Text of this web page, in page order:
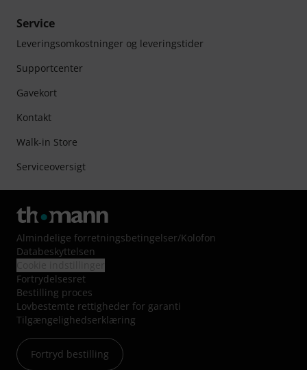
Service
Leveringsomkostninger og leveringstider
Supportcenter
Gavekort
Kontakt
Walk-in Store
Serviceoversigt
Almindelige forretningsbetingelser/Kolofon
Databeskyttelsen
Fortrydelsesret
Bestilling proces
Lovbestemte rettigheder for garanti
Tilgængelighedserklæring
Fortryd bestilling